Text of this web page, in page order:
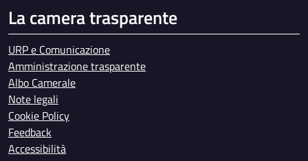
La camera trasparente
URP e Comunicazione
Amministrazione trasparente
Albo Camerale
Note legali
Cookie Policy
Feedback
Accessibilità